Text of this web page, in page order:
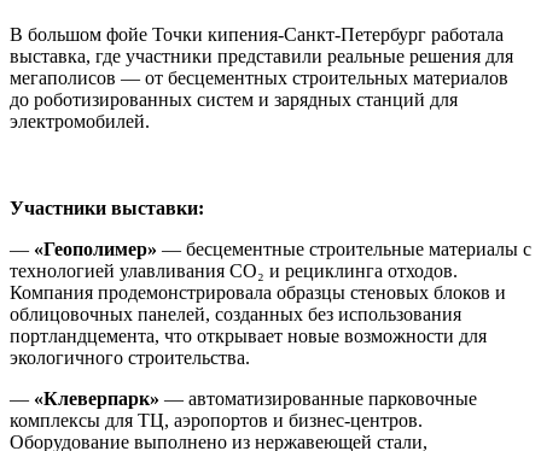
В большом фойе Точки кипения-Санкт-Петербург работала
выставка, где участники представили реальные решения для
мегаполисов — от бесцементных строительных материалов
до роботизированных систем и зарядных станций для
электромобилей.
Участники выставки:
— «Геополимер» — бесцементные строительные материалы с
технологией улавливания CO₂ и рециклинга отходов.
Компания продемонстрировала образцы стеновых блоков и
облицовочных панелей, созданных без использования
портландцемента, что открывает новые возможности для
экологичного строительства.
— «Клеверпарк» — автоматизированные парковочные
комплексы для ТЦ, аэропортов и бизнес-центров.
Оборудование выполнено из нержавеющей стали,